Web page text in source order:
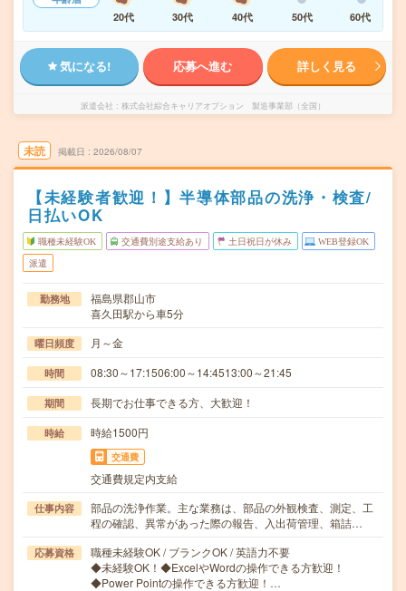
20代
30代 40代 50代 60代
気になる! 応募へ進む 詳しく見る
派遣会社 株式会社綜合キャリアオプション 製造事業部（全国）
未読 掲載日 2026/08/07
【未経験者歓迎！】半導体部品の洗浄・検査/
日払いOK
職種未経験OK 交通費別途支給あり 土日祝日が休み WEB登録OK
派遣
勤務地
福島県郡山市
喜久田駅から車5分
曜日頻度 月～金
時間 08:30～17:1506:00～14:4513:00～21:45
期間 長期でお仕事できる方、大歓迎！
時給 時給1500円
交通費
交通費規定内支給
仕事内容
部品の洗浄作業。主な業務は、部品の外観検査、測定、工
程の確認、異常があった際の報告、入出荷管理、箱詰…
応募資格
職種未経験OK / ブランクOK / 英語力不要
◆未経験OK！◆ExcelやWordの操作できる方歓迎！
◆Power Pointの操作できる方歓迎！…